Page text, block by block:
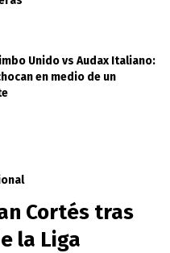
Unido vs Audax Italiano:
en medio de un
Cortés tras
la Liga